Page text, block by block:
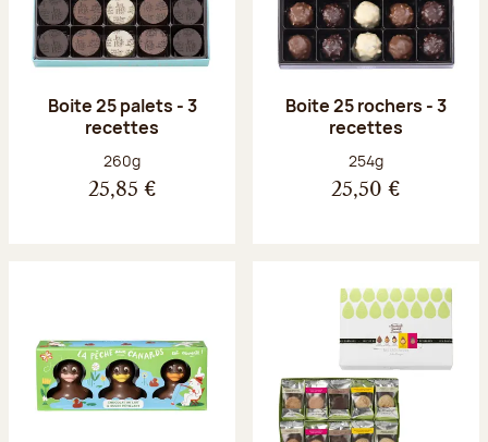
Boite 25 palets - 3
recettes
Poids net :
260g
25,85 €
Boite 25 rochers - 3
recettes
Poids net :
254g
25,50 €